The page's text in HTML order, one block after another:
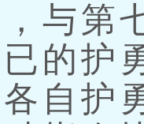
与第
已的护
自护